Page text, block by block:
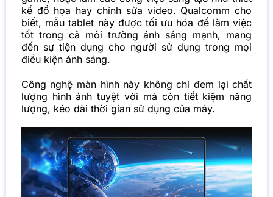
kế đồ họa hay chỉnh sửa video. Qualcomm cho
biết, mẫu tablet này được tối ưu hóa để làm việc
tốt trong cả môi trường ánh sáng mạnh, mang
đến sự tiện dụng cho người sử dụng trong mọi
điều kiện ánh sáng.
Công nghệ màn hình này không chỉ đem lại chất
lượng hình ảnh tuyệt vời mà còn tiết kiệm năng
lượng, kéo dài thời gian sử dụng của máy.